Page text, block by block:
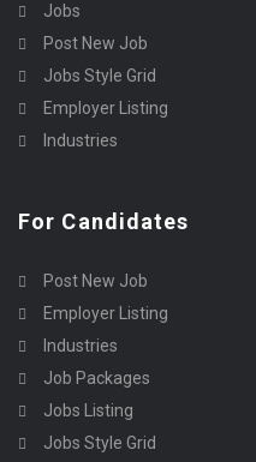
Jobs
Post New Job
Jobs Style Grid
Employer Listing
Industries
For Candidates
Post New Job
Employer Listing
Industries
Job Packages
Jobs Listing
Jobs Style Grid